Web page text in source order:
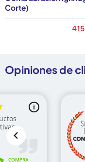
Corte)
Opiniones de